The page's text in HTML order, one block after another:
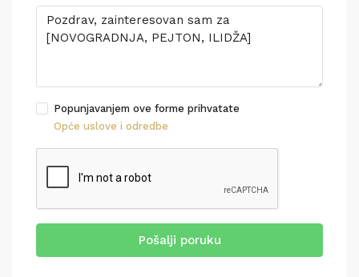
Popunjavanjem ove forme prihvatate
Opće uslove i odredbe
Pošalji poruku